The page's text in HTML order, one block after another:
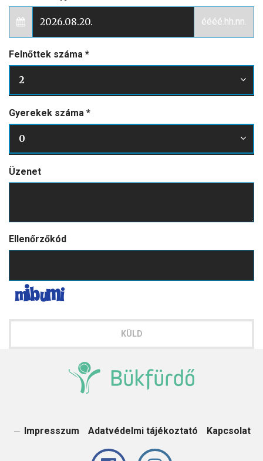
éééé.hh.nn.
Felnőttek száma *
2
Gyerekek száma *
0
Üzenet
Ellenőrzőkód
KÜLD
Impresszum Adatvédelmi tájékoztató Kapcsolat